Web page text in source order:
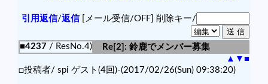
引用返信/返信[メール受信/OFF] 削除キー/
■4237 / ResNo.4)
Re[2]: 鈴鹿でメンバー募集
▲ ▼ ■
□投稿者/ spi ゲスト(4回)-(2017/02/26(Sun) 09:38:20)